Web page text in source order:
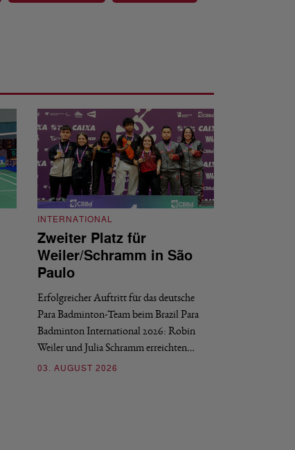
INTERNATIONAL
Zweiter Platz für
Weiler/Schramm in São
Paulo
Erfolgreicher Auftritt für das deutsche
Para Badminton-Team beim Brazil Para
Badminton International 2026: Robin
Weiler und Julia Schramm erreichten…
03. AUGUST 2026